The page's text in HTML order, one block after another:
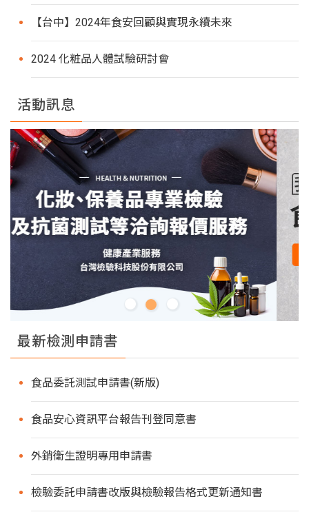
【台中】2024年食安回顧與實現永續未來
2024 化粧品人體試驗研討會
活動訊息
最新檢測申請書
食品委託測試申請書(新版)
食品安心資訊平台報告刊登同意書
外銷衛生證明專用申請書
檢驗委託申請書改版與檢驗報告格式更新通知書